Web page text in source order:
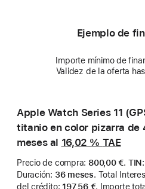
Ejemplo de
Importe mínimo de
Validez de la oferta
Apple Watch Series 11
titanio en color pizarra de
meses al 16,02 % TAE
Precio de compra: 800,00 €. TIN:
Duración: 36 meses. Total
del crédito: 197,56 €. Importe